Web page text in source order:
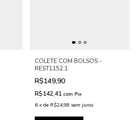
COLETE COM BOLSOS -
REST1152.1
R$149,90
R$142,41 com Pix
6 x de R$24,98 sem juros